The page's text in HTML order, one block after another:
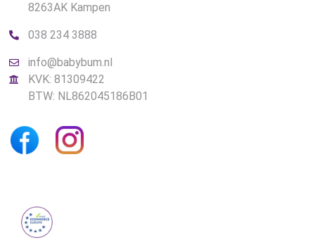
8263AK Kampen
038 234 3888
info@babybum.nl
KVK: 81309422
BTW: NL862045186B01